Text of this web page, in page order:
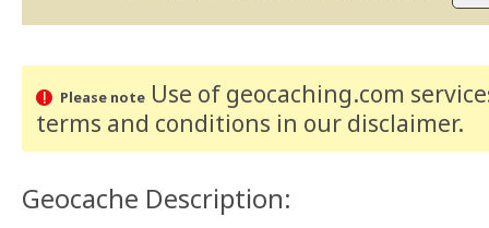
Please noteUse of geocaching.com
terms and conditions in our disclaimer.
Geocache Description: